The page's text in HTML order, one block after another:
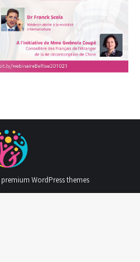
premium WordPress themes